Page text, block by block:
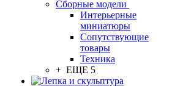
Сборные модели
Интерьерные
миниатюры
Сопутствующие
товары
Техника
+ ЕЩЕ 5